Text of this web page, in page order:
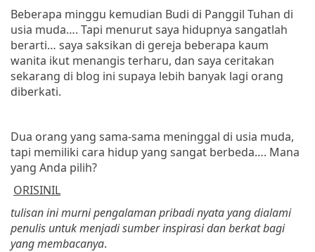
Beberapa minggu kemudian Budi di Panggil Tuhan di
usia muda…. Tapi menurut saya hidupnya sangatlah
berarti… saya saksikan di gereja beberapa kaum
wanita ikut menangis terharu, dan saya ceritakan
sekarang di blog ini supaya lebih banyak lagi orang
diberkati.
Dua orang yang sama-sama meninggal di usia muda,
tapi memiliki cara hidup yang sangat berbeda…. Mana
yang Anda pilih?
ORISINIL
tulisan ini murni pengalaman pribadi nyata yang dialami
penulis untuk menjadi sumber inspirasi dan berkat bagi
yang membacanya.